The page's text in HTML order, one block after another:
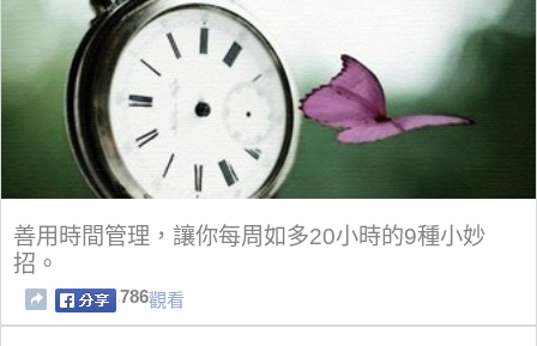
善用時間管理，讓你每周如多20小時的9種小妙
招。
786觀看